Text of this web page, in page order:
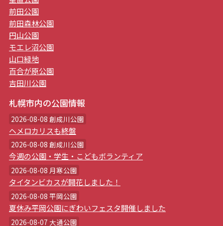
前田公園
前田森林公園
円山公園
モエレ沼公園
山口緑地
百合が原公園
吉田川公園
札幌市内の公園情報
2026-08-08 創成川公園
ヘメロカリスも終盤
2026-08-08 創成川公園
今週の公園・学生・こどもボランティア
2026-08-08 月寒公園
タイタンビカスが開花しました！
2026-08-08 平岡公園
夏休み平岡公園にぎわいフェスタ開催しました
2026-08-07 大通公園